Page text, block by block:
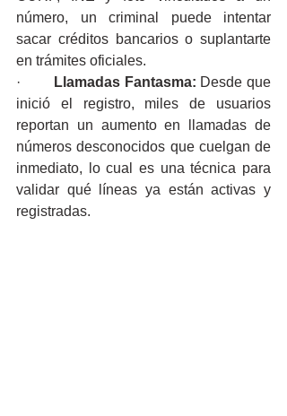
número, un criminal puede intentar
sacar créditos bancarios o suplantarte
en trámites oficiales.
·
Llamadas Fantasma: Desde que
inició el registro, miles de usuarios
reportan un aumento en llamadas de
números desconocidos que cuelgan de
inmediato, lo cual es una técnica para
validar qué líneas ya están activas y
registradas.